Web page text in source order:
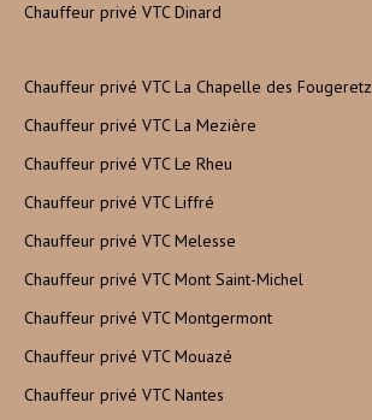
Chauffeur privé VTC Dinard
Chauffeur privé VTC La Chapelle des Fougeretz
Chauffeur privé VTC La Mezière
Chauffeur privé VTC Le Rheu
Chauffeur privé VTC Liffré
Chauffeur privé VTC Melesse
Chauffeur privé VTC Mont Saint-Michel
Chauffeur privé VTC Montgermont
Chauffeur privé VTC Mouazé
Chauffeur privé VTC Nantes